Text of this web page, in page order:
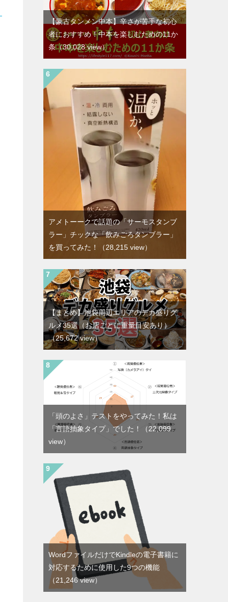
【蒙古タンメン中本】辛さが苦手な初心
者におすすめ！中本を楽しむための11か
条（30,028 view）
アメトーークで話題の「サーモスタンブ
ラー」チックな「飲みごろタンブラー」
を買ってみた！
（28,215 view）
【まとめ】池袋周辺エリアのデカ盛りグ
ルメ35選（お店ごとに重量目安あり）
（25,672 view）
「頭のよさ」テストをやってみた！私は
「言語抽象タイプ」でした！
（22,099
view）
WordファイルだけでKindleの電子書籍に
対応するために使用した9つの機能
（21,246 view）